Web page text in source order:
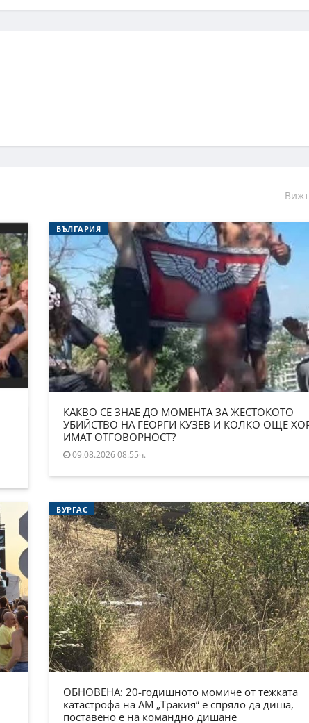
БЪЛГАРИЯ
КАКВО СЕ ЗНАЕ ДО МОМЕНТА ЗА ЖЕСТОКОТО
УБИЙСТВО НА ГЕОРГИ КУЗЕВ И КОЛКО ОЩЕ
ИМАТ ОТГОВОРНОСТ?
09.08.2026 08:55ч.
БУРГАС
ОБНОВЕНА: 20-годишното момиче от тежката
катастрофа на АМ „Тракия“ е спряло да диша,
поставено е на командно дишане